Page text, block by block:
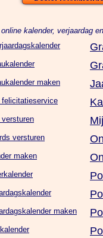
kalender, verjaardag
maken
felicitatieservice
versturen
versturen
maken
maken